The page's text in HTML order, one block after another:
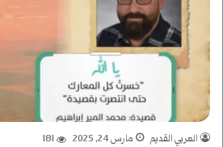
العربي القديم مارس 24, 2025 181